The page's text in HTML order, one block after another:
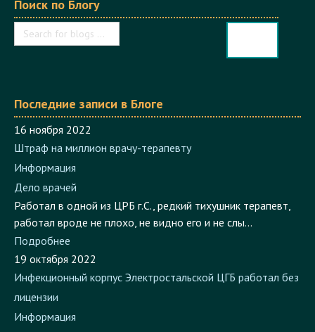
16 ноября 2022
Штраф на миллион врачу-терапевту
Информация
Дело врачей
Работал в одной из ЦРБ г.С., редкий тихушник терапевт,
работал вроде не плохо, не видно его и не слы...
Подробнее
19 октября 2022
Инфекционный корпус Электростальской ЦГБ работал без
лицензии
Информация
Законодательство